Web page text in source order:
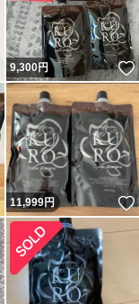
いいね！
9,300円
いいね！
11,999円